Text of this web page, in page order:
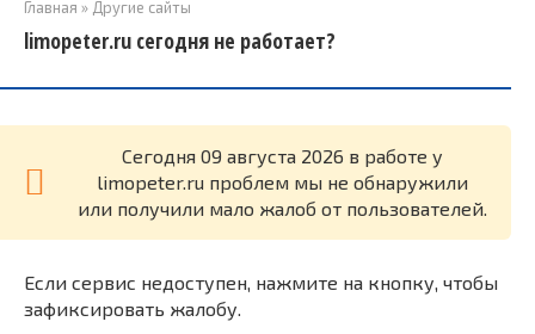
Главная » Другие сайты
limopeter.ru сегодня не работает?
Cегодня 09 августа 2026 в работе у
limopeter.ru проблем мы не обнаружили
или получили мало жалоб от пользователей.
Если сервис недоступен, нажмите на кнопку, чтобы
зафиксировать жалобу.